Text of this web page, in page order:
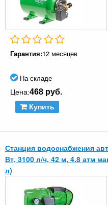
Гарантия:12 месяцев
На складе
Цена:468 руб.
Купить
Станция водоснабжения
Вт, 3100 л/ч, 42 м, 4.8 атм
л)